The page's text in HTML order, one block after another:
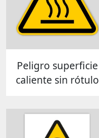
Peligro superficie
caliente sin rótulo